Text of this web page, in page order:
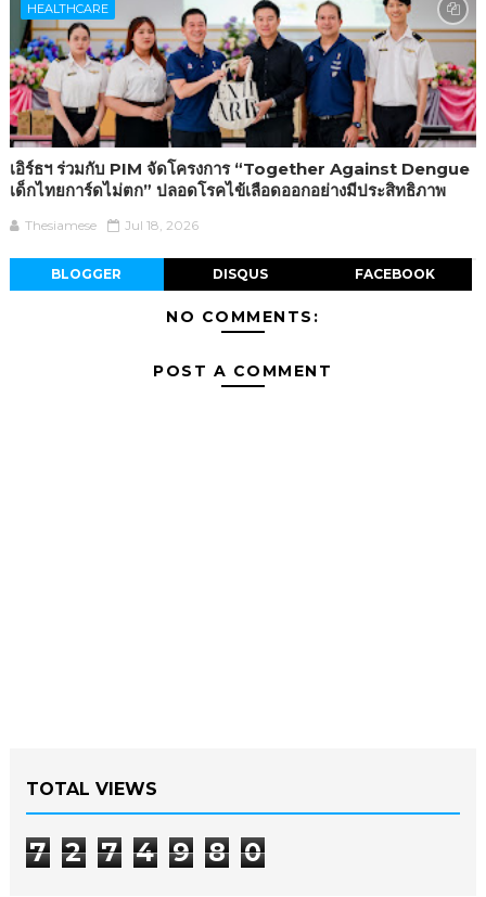
HEALTHCARE
เอิร์ธฯ ร่วมกับ PIM จัดโครงการ “Together Against Dengue
เด็กไทยการ์ดไม่ตก” ปลอดโรคไข้เลือดออกอย่างมีประสิทธิภาพ
Thesiamese Jul 18, 2026
BLOGGER DISQUS FACEBOOK
NO COMMENTS:
POST A COMMENT
TOTAL VIEWS
7 2 7 4 9 8 0